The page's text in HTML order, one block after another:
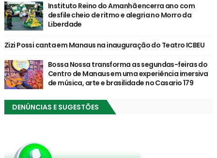
Instituto Reino do Amanhã encerra ano com
desfile cheio de ritmo e alegria no Morro da
Liberdade
Zizi Possi canta em Manaus na inauguração do Teatro ICBEU
Bossa Nossa transforma as segundas-feiras do
Centro de Manaus em uma experiência imersiva
de música, arte e brasilidade no Casario 179
DENÚNCIAS E SUGESTÕES